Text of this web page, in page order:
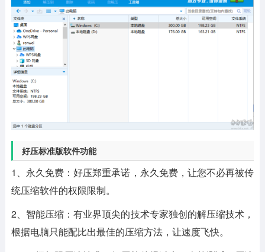
好压标准版软件功能
1、永久免费：好压郑重承诺，永久免费，让您不必再被传
统压缩软件的权限限制。
2、智能压缩：有业界顶尖的技术专家独创的解压缩技术，
根据电脑只能配比出最佳的压缩方法，让速度飞快。